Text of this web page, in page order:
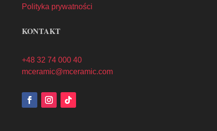
Polityka prywatności
KONTAKT
+48 32 74 000 40
mceramic@mceramic.com